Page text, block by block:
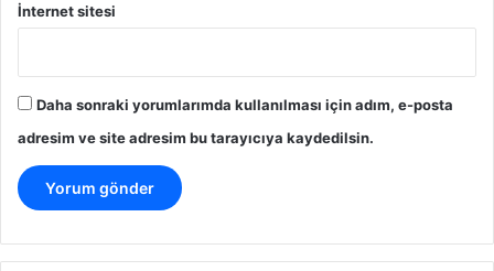
İnternet sitesi
Daha sonraki yorumlarımda kullanılması için adım, e-posta
adresim ve site adresim bu tarayıcıya kaydedilsin.